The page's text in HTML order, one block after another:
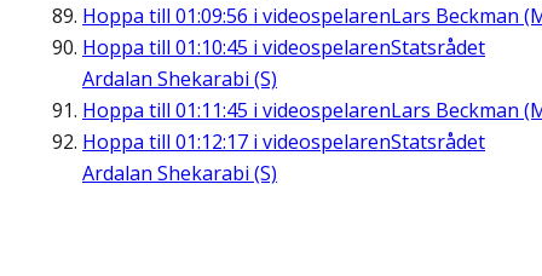
Hoppa till 01:09:56 i videospelarenLars Beckman
Hoppa till 01:10:45 i videospelarenStatsrådet
Ardalan Shekarabi (S)
Hoppa till 01:11:45 i videospelarenLars Beckman
Hoppa till 01:12:17 i videospelarenStatsrådet
Ardalan Shekarabi (S)